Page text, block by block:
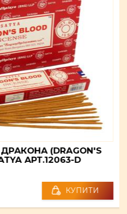
(DRAGON'S
АРТ.12063-D
КУПИТИ